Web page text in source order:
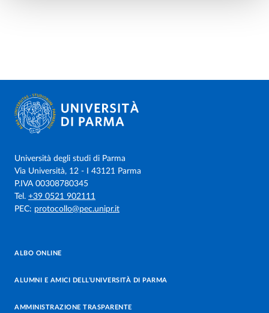
Università degli studi di Parma
Via Università, 12 - I 43121 Parma
P.IVA 00308780345
Tel. +39 0521 902111
PEC: protocollo@pec.unipr.it
ALBO ONLINE
ALUMNI E AMICI DELL’UNIVERSITÀ DI PARMA
AMMINISTRAZIONE TRASPARENTE